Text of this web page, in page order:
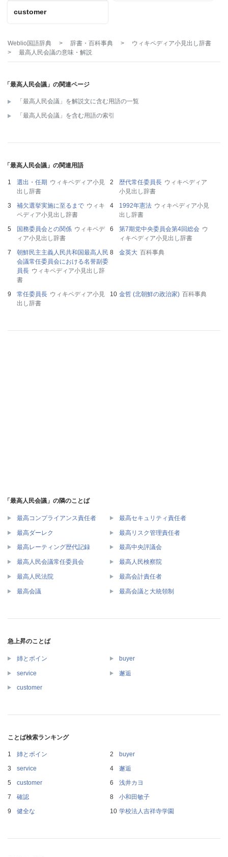
customer
Weblio国語辞典 > 辞書・百科事典 >
ウィキペディア小見出し辞書
>
最高人民会議の意味・解説
「最高人民会議」の関連ページ
「最高人民会議」を解説文に含む用語の一覧
「最高人民会議」を含む用語の索引
「最高人民会議」の関連用語
選出・任期 ウィキペディア小見
出し辞書
歴代常任委員長 ウィキペディア
小見出し辞書
補欠選挙実施に至るまで ウィキ
ペディア小見出し辞書
1992年憲法 ウィキペディア小見
出し辞書
国務委員会との関係 ウィキペデ
ィア小見出し辞書
第7期党中央委員会第4回総会 ウ
ィキペディア小見出し辞書
朝鮮民主主義人民共和国最高人民
会議常任委員会における名誉副委
員長 ウィキペディア小見出し辞
書
金英大 百科事典
常任委員長 ウィキペディア小見
出し辞書
金哲 (北朝鮮の政治家) 百科事典
「最高人民会議」の隣のことば
最高コンプライアンス責任者 最高セキュリティ責任者
最高ダーレク 最高リスク管理責任者
最高レーティング歴代記録 最高中央評議会
最高人民会議常任委員会 最高人民検察院
最高人民法院 最高会計責任者
最高会議 最高会議と大統領制
急上昇のことば
姉とボイン buyer
service 邂逅
customer
ことば検索ランキング
姉とボイン
buyer
service
邂逅
customer
浅井カヨ
確認
小和田敏子
健全な
学校法人吉祥寺学園